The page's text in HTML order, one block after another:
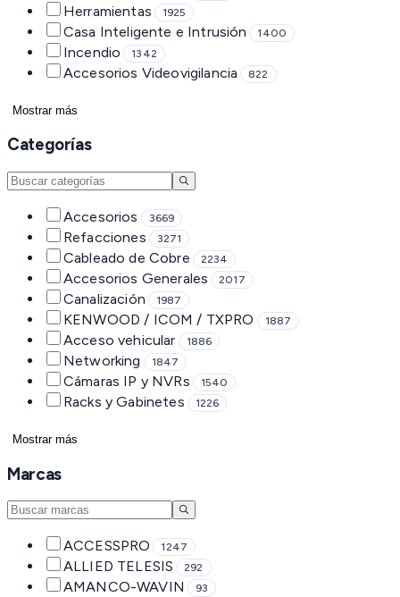
Herramientas 1925
Casa Inteligente e Intrusión 1400
Incendio 1342
Accesorios Videovigilancia 822
Mostrar más
Categorías
Accesorios 3669
Refacciones 3271
Cableado de Cobre 2234
Accesorios Generales 2017
Canalización 1987
KENWOOD / ICOM / TXPRO 1887
Acceso vehicular 1886
Networking 1847
Cámaras IP y NVRs 1540
Racks y Gabinetes 1226
Mostrar más
Marcas
ACCESSPRO 1247
ALLIED TELESIS 292
AMANCO-WAVIN 93